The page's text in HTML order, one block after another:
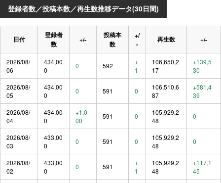
登録者数／投稿本数／再生数推移データ(30日間)
日付
登録者
数
+/-
投稿本
数
+/
-
再生数 +/-
2026/08/
06
434,00
0
0 592
+
1
106,650,2
17
+139,5
30
2026/08/
05
434,00
0
0 591 0
106,510,6
87
+581,4
39
2026/08/
04
434,00
0
+1,0
00
591 0
105,929,2
48
0
2026/08/
03
433,00
0
0 591 0
105,929,2
48
0
2026/08/
02
433,00
0
0 591
+
1
105,929,2
48
+117,1
45